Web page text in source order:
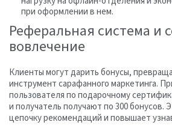
при оформлении в нем.
Реферальная система и
вовлечение
Клиенты могут дарить бонусы,
инструмент сарафанного маркетинга.
пользователя по подарочному
и получатель получают по 300 бонусов.
цепочку рекомендаций и повышает